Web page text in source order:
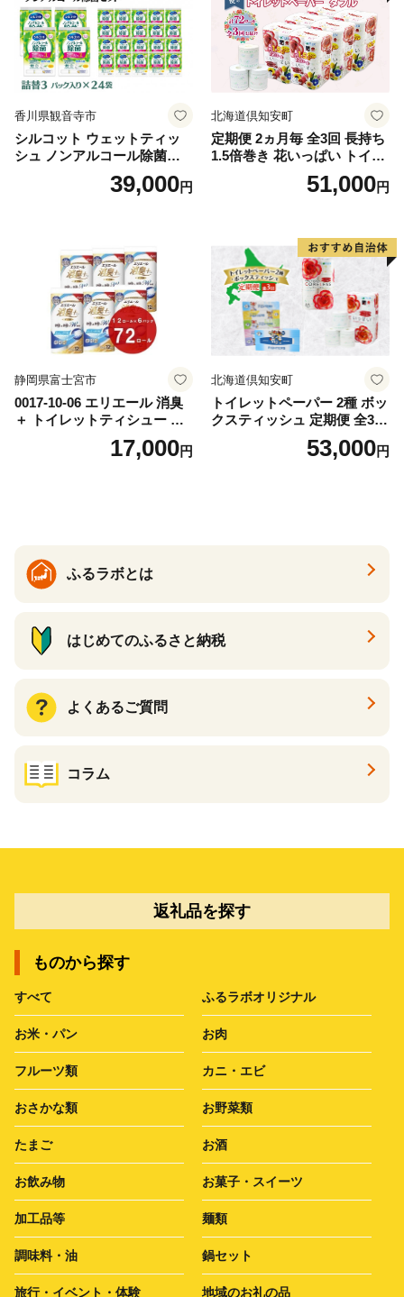
香川県観音寺市
シルコット ウェットティッ
シュ ノンアルコール除菌詰
替（43枚×3P）×24袋 日用品
おもちゃ 拭き取り 手拭き 外
39,000円
北海道倶知安町
定期便 2ヵ月毎 全3回 長持ち
1.5倍巻き 花いっぱい トイレ
ットペーパー ダブル 45ｍ 計
72ロール 全18種 花柄 プリン
ー 消耗品 備蓄 送料無料 北海
道 倶知安町 日用品
51,000円
静岡県富士宮市
0017-10-06 エリエール 消臭
＋ トイレットティシュー し
っかり香るフレッシュクリア
の香り ダブル 12ロール×6パ
17,000円
北海道倶知安町
トイレットペーパー 2種 ボッ
クスティッシュ 定期便 全3
回 日本製 まとめ買い 防災
常備品 日用雑貨 消耗品 生活
53,000円
ふるラボとは
はじめてのふるさと納税
よくあるご質問
コラム
返礼品を探す
ものから探す
すべて ふるラボオリジナル
お米・パン お肉
フルーツ類 カニ・エビ
おさかな類 お野菜類
たまご お酒
お飲み物 お菓子・スイーツ
加工品等 麺類
調味料・油 鍋セット
旅行・イベント・体験 地域のお礼の品